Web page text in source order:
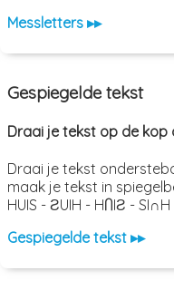
Messletters ▸▸
Gespiegelde tekst
Draai je tekst op de kop
Draai je tekst
maak je tekst in
HUIS - ƧUIH - HႶIƧ - SI∩H
Gespiegelde tekst ▸▸